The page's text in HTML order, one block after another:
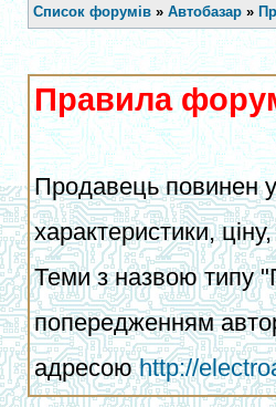
Список форумів » Автобазар »
Правила
Продавець повинен у
характеристики,
Теми з назвою типу
попередженням
адресоюhttp://